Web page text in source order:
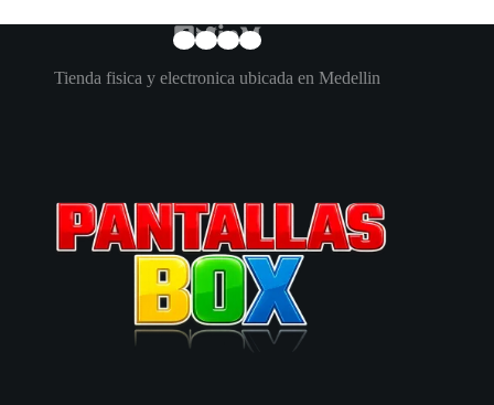
Tienda fisica y electronica ubicada en Medellin